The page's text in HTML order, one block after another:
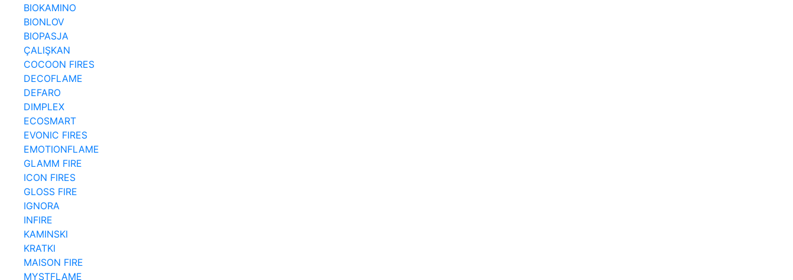
BIOKAMINO
BIONLOV
BIOPASJA
ÇALIŞKAN
COCOON FIRES
DECOFLAME
DEFARO
DIMPLEX
ECOSMART
EVONIC FIRES
EMOTIONFLAME
GLAMM FIRE
ICON FIRES
GLOSS FIRE
IGNORA
INFIRE
KAMINSKI
KRATKI
MAISON FIRE
MYSTFLAME